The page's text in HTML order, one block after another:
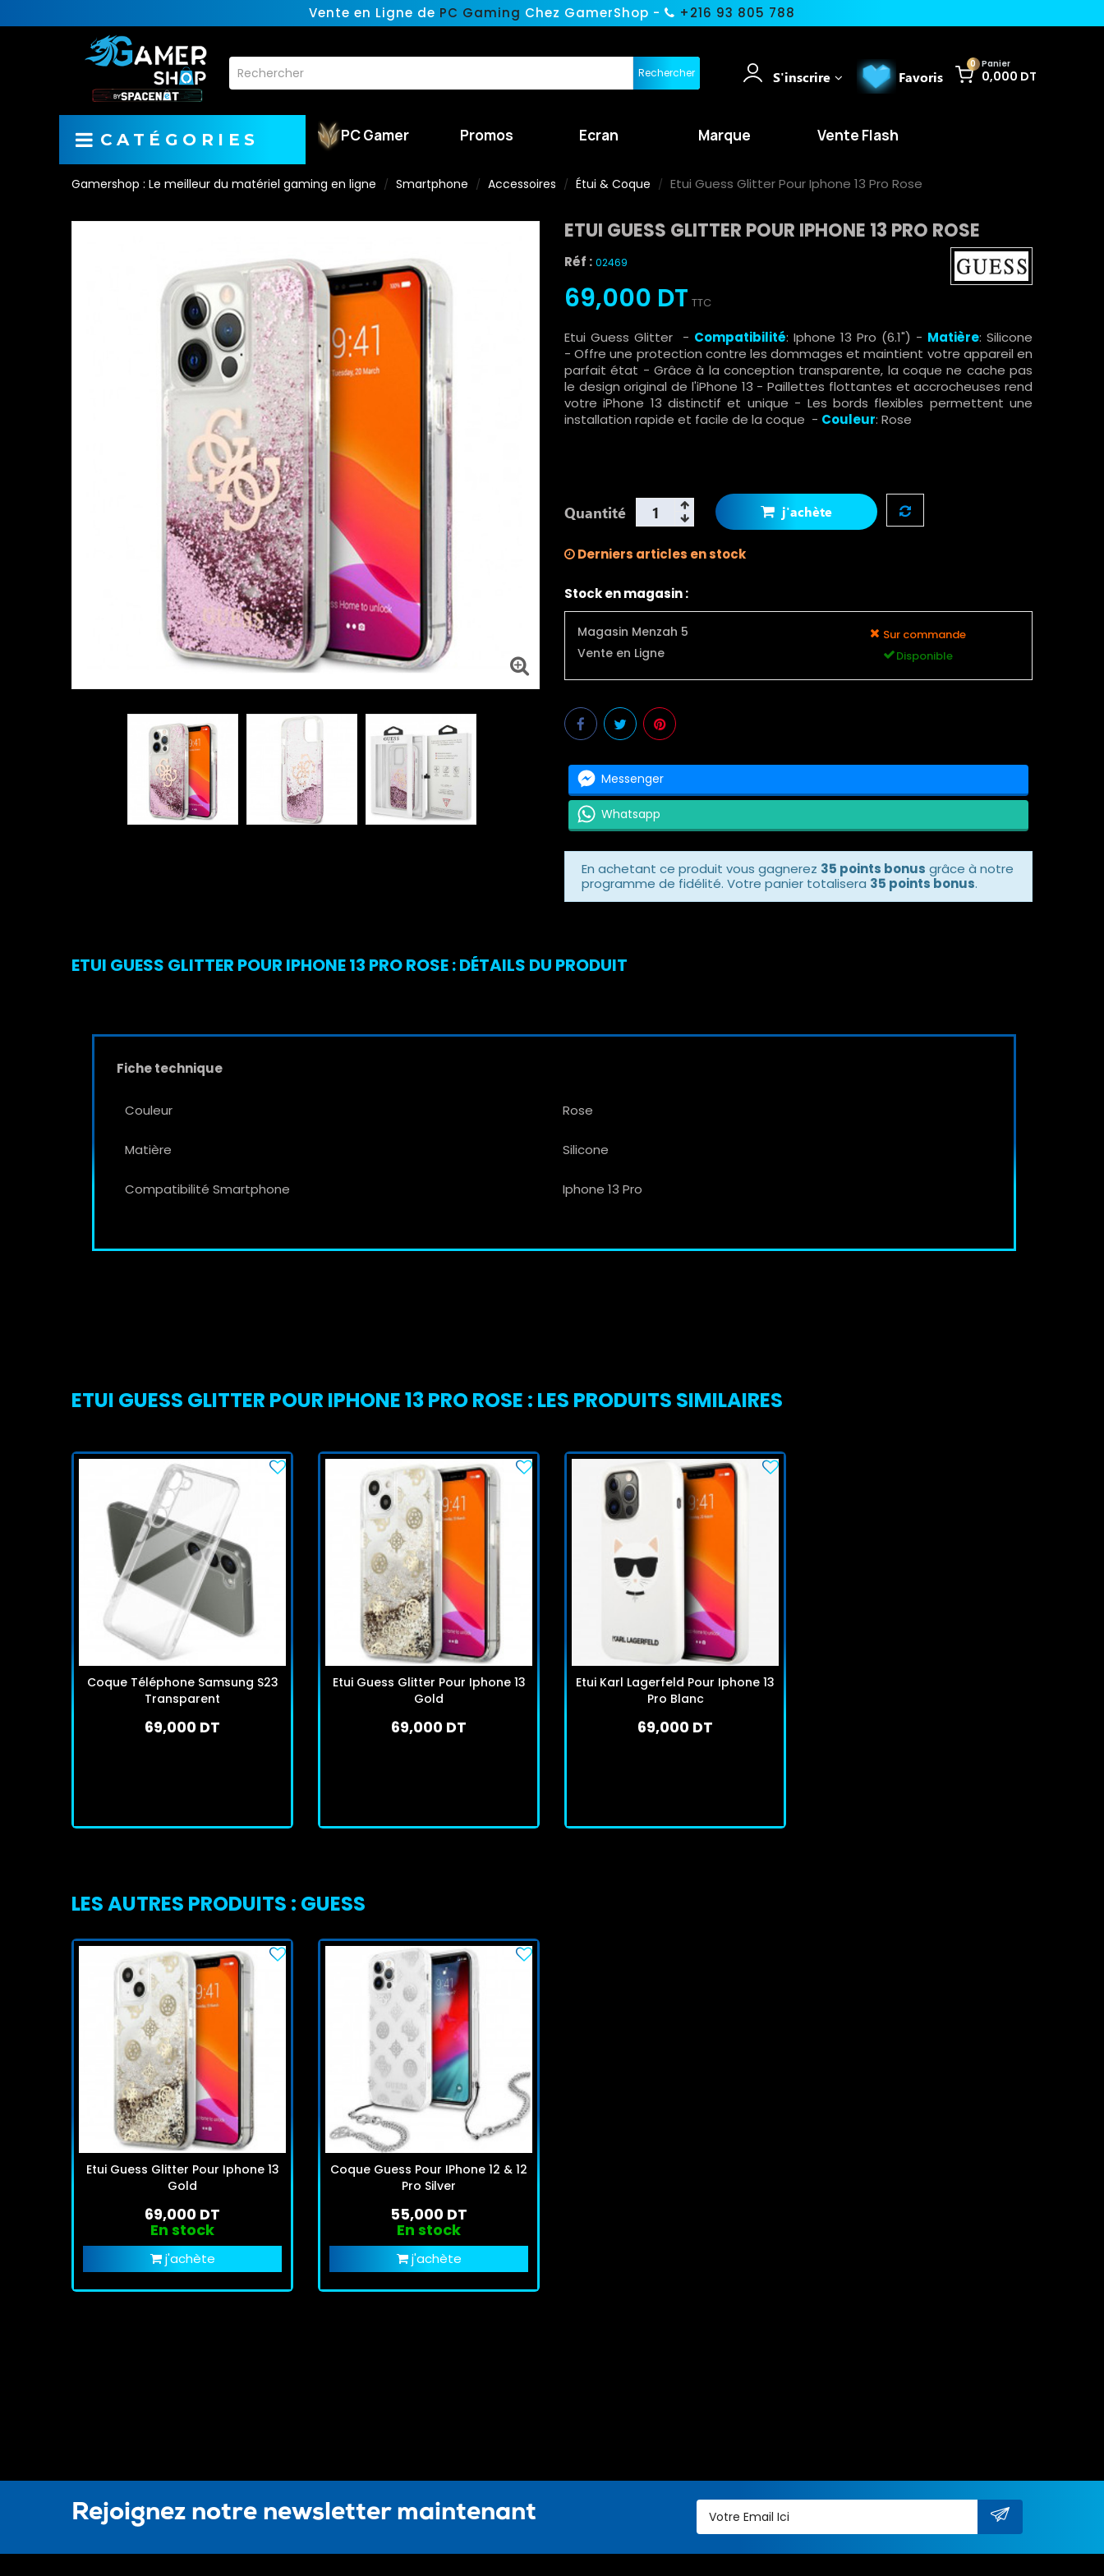
Vente en Ligne de PC Gaming Chez GamerShop - +216 93 805 788
Rechercher
0 Panier
0,000 DT
Favoris
S'inscrire
CATÉGORIES PC Gamer Promos Ecran Marque Vente Flash
Gamershop : Le meilleur du matériel gaming en ligne Smartphone Accessoires Étui & Coque Etui Guess Glitter Pour Iphone 13 Pro Rose
ETUI GUESS GLITTER POUR IPHONE 13 PRO ROSE
Réf : 02469
69,000 DT TTC
Etui Guess Glitter - Compatibilité: Iphone 13 Pro (6.1") - Matière: Silicone
- Offre une protection contre les dommages et maintient votre appareil en
parfait état - Grâce à la conception transparente, la coque ne cache pas
le design original de l'iPhone 13 - Paillettes flottantes et accrocheuses rend
votre iPhone 13 distinctif et unique - Les bords flexibles permettent une
installation rapide et facile de la coque - Couleur: Rose
Quantité j'achète
Derniers articles en stock
Stock en magasin :
Magasin Menzah 5 Sur commande
Vente en Ligne Disponible
Messenger
Whatsapp
En achetant ce produit vous gagnerez 35 points bonus grâce à notre
programme de fidélité. Votre panier totalisera 35 points bonus.
ETUI GUESS GLITTER POUR IPHONE 13 PRO ROSE : DÉTAILS DU PRODUIT
Fiche technique
Couleur Rose
Matière Silicone
Compatibilité Smartphone Iphone 13 Pro
ETUI GUESS GLITTER POUR IPHONE 13 PRO ROSE : LES PRODUITS SIMILAIRES
Coque Téléphone Samsung S23
Transparent
69,000 DT
Etui Guess Glitter Pour Iphone 13
Gold
69,000 DT
Etui Karl Lagerfeld Pour Iphone 13
Pro Blanc
69,000 DT
LES AUTRES PRODUITS : GUESS
Etui Guess Glitter Pour Iphone 13
Gold
69,000 DT
En stock
j'achète
Coque Guess Pour IPhone 12 & 12
Pro Silver
55,000 DT
En stock
j'achète
Rejoignez notre newsletter maintenant